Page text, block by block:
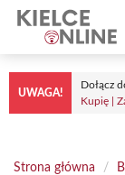
Przejdź
treści
UWAGA!
Dołącz
Kupię |
Strona główna /